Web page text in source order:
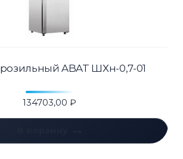
ABAT ШХн-0,7-01
134703,00 ₽